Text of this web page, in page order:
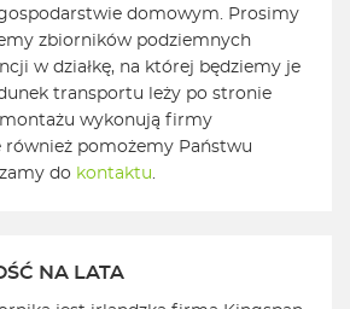
domowym. Prosimy
zbiorników podziemnych
w działkę, na której będziemy je
transportu leży po stronie
montażu wykonują firmy
również pomożemy Państwu
do kontaktu.
NA LATA